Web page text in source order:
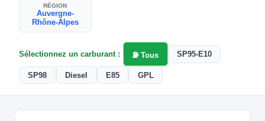
RÉGION
Auvergne-
Rhône-Alpes
Sélectionnez un carburant : ⛽ Tous SP95-E10
SP98 Diesel E85 GPL